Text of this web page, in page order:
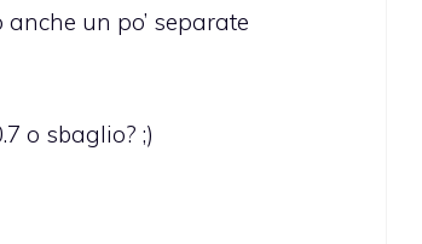
un po’ separate
o sbaglio? ;)